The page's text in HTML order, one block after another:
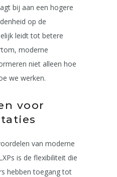
bij aan een hogere
op de
leidt tot betere
moderne
niet alleen hoe
we werken.
voor
van moderne
is de flexibiliteit die
hebben toegang tot